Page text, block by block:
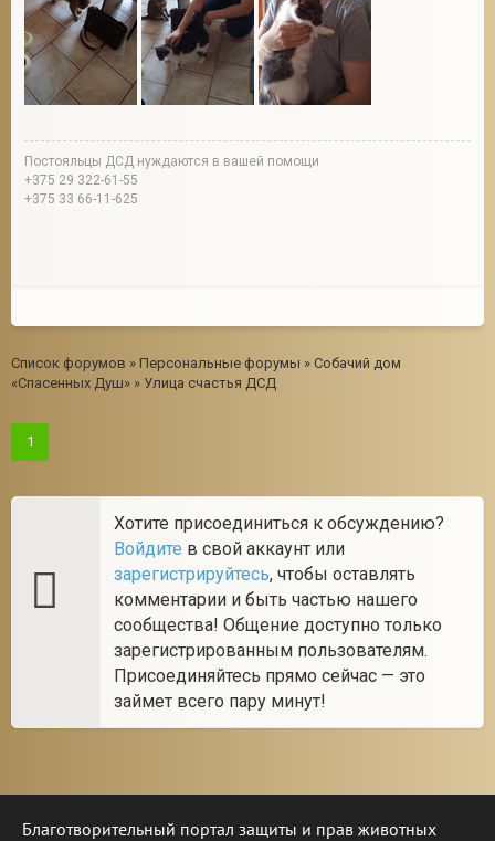
Постояльцы ДСД нуждаются в вашей помощи
+375 29 322-61-55
+375 33 66-11-625
Список форумов » Персональные форумы » Собачий дом
«Спасенных Душ» » Улица счастья ДСД
1
Хотите присоединиться к обсуждению?
Войдите в свой аккаунт или
зарегистрируйтесь, чтобы оставлять
комментарии и быть частью нашего
сообщества! Общение доступно только
зарегистрированным пользователям.
Присоединяйтесь прямо сейчас — это
займет всего пару минут!
Благотворительный портал защиты и прав животных